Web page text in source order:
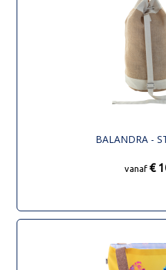
BALANDRA -
vanaf €